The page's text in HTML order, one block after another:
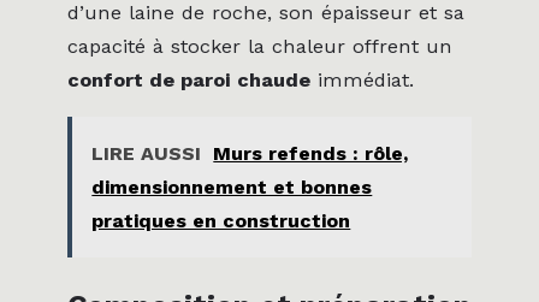
d’une laine de roche, son épaisseur et sa
capacité à stocker la chaleur offrent un
confort de paroi chaude immédiat.
LIRE AUSSI
Murs refends : rôle,
dimensionnement et bonnes
pratiques en construction